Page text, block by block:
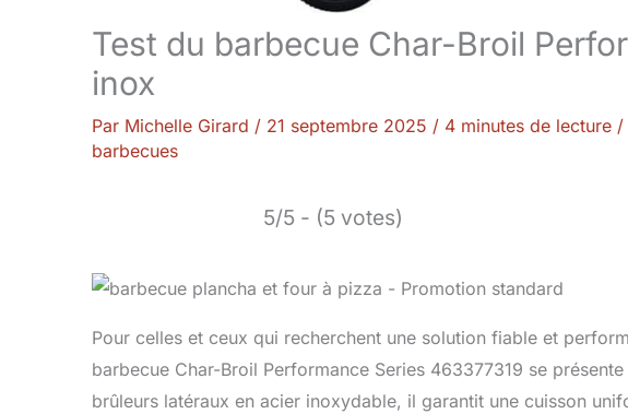
Test du barbecue Char-Broil
inox
Par Michelle Girard / 21 septembre 2025 / 4 minutes de lecture /
barbecues
5/5 - (5 votes)
Pour celles et ceux qui recherchent une solution fiable et
barbecue Char-Broil Performance Series 463377319 se
brûleurs latéraux en acier inoxydable, il garantit une cuisson